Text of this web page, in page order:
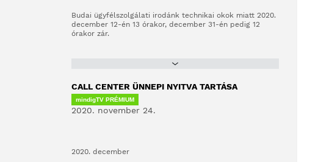
Budai ügyfélszolgálati irodánk technikai okok miatt 2020.
december 12-én 13 órakor, december 31-én pedig 12
órakor zár.
CALL CENTER ÜNNEPI NYITVA TARTÁSA
mindigTV PRÉMIUM
2020. november 24.
2020. december